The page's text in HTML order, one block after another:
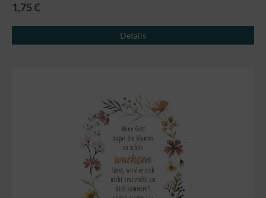
1,75 €
Details